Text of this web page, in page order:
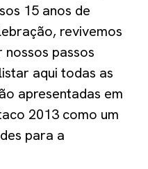
15 anos de
revivemos
passos
aqui todas as
apresentadas em
2013 como um
para a